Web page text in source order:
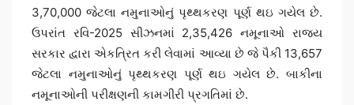
3,70,000 જેટલા નમુનાઓનું પૃથ્થકરણ પૂર્ણ થઇ ગયેલ છે.
ઉપરાંત રવિ-2025 સીઝનમાં 2,35,426 નમૂનાઓ રાજ્ય
સરકાર દ્વારા એકત્રિત કરી લેવામાં આવ્યા છે જે પૈકી 13,657
જેટલા નમુનાઓનું પૃથ્થકરણ પૂર્ણ થઇ ગયેલ છે. બાકીના
નમૂનાઓની પરીક્ષણની કામગીરી પ્રગતિમાં છે.